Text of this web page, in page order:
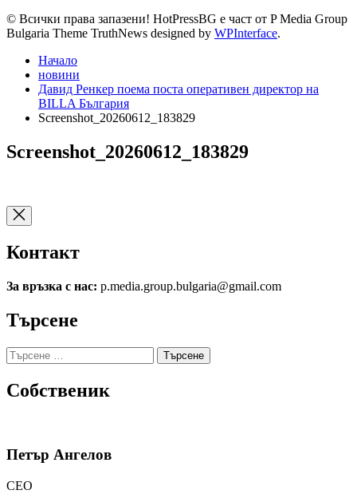
© Всички права запазени! HotPressBG е част от P Media Group
Bulgaria Theme TruthNews designed by WPInterface.
Начало
новини
Давид Ренкер поема поста оперативен директор на
BILLA България
Screenshot_20260612_183829
Screenshot_20260612_183829
Контакт
За връзка с нас: p.media.group.bulgaria@gmail.com
Търсене
Търсене
за:
Собственик
Петър Ангелов
CEO